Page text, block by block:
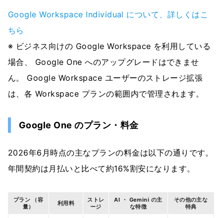
Google Workspace Individual について、詳しくはこ
ちら
※ ビジネス向けの Google Workspace を利用している
場合、 Google One へのアップグレードはできませ
ん。 Google Workspace ユーザーのストレージ拡張
は、各 Workspace プランの範囲内で管理されます。
Google One のプラン・料金
2026年6月時点の主なプランの料金は以下の通りです。
年間契約は月払いと比べて約16%割安になります。
プラン （容
量）
利用料
ストレ
ージ
AI ・ Gemini の主
な特徴
その他の主な
特典